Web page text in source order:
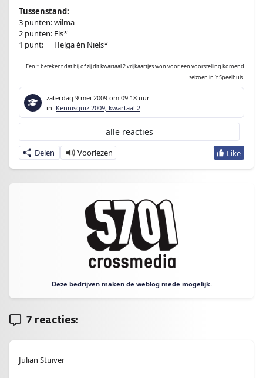
Tussenstand:
3 punten: wilma
2 punten: Els*
1 punt:
Helga én Niels*
Een * betekent dat hij of zij dit kwartaal 2 vrijkaartjes won voor een voorstelling komend
seizoen in ’t Speelhuis.
zaterdag 9 mei 2009 om 09:18 uur
in: Kennisquiz 2009, kwartaal 2
Delen
alle reacties
Deze bedrijven maken de weblog mede mogelijk.
7 reacties:
Julian Stuiver